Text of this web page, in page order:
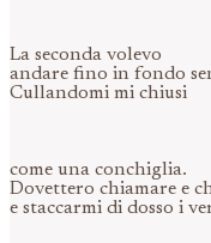
La seconda volevo
andare fino in fondo
Cullandomi mi chiusi
come una conchiglia.
Dovettero chiamare e
e staccarmi di dosso i